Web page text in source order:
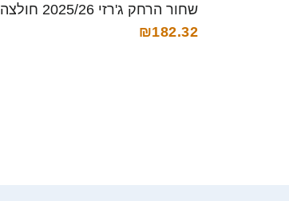
שחור הרחק ג'רזי 2025/26 חולצה
קצרה
₪182.32